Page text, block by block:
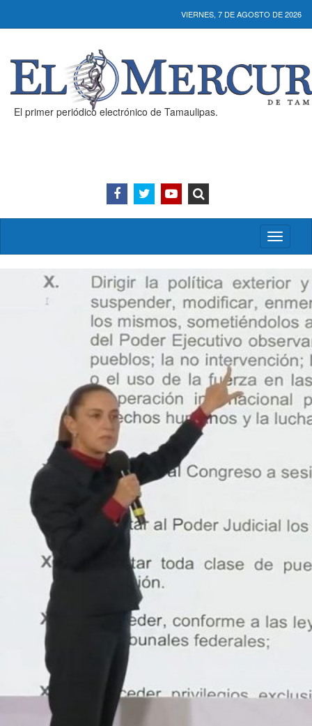
VIERNES, 7 DE AGOSTO DE 2026
El primer periódico electrónico de Tamaulipas.
Activar/
menú